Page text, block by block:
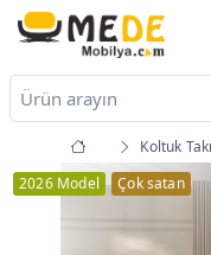
Koltuk
2026 Model
Çok satan